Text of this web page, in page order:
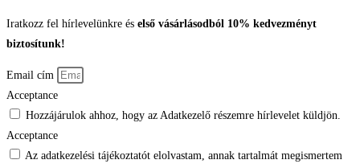
Iratkozz fel hírlevelünkre és első vásárlásodból 10% kedvezményt
biztosítunk!
Email cím
Acceptance
Hozzájárulok ahhoz, hogy az Adatkezelő részemre hírlevelet küldjön.
Acceptance
Az adatkezelési tájékoztatót elolvastam, annak tartalmát megismertem